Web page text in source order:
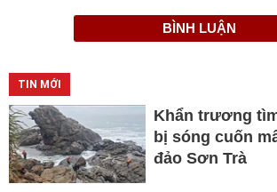
BÌNH LUẬN
TIN MỚI
Khẩn trương
bị sóng cuốn
đảo Sơn Trà